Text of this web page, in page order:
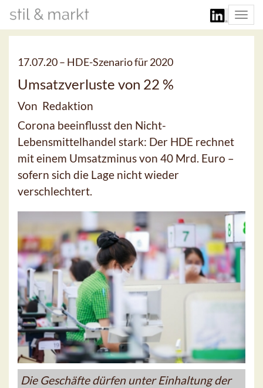
17.07.20 – HDE-Szenario für 2020
Umsatzverluste von 22 %
Von Redaktion
Corona beeinflusst den Nicht-
Lebensmittelhandel stark: Der HDE rechnet
mit einem Umsatzminus von 40 Mrd. Euro –
sofern sich die Lage nicht wieder
verschlechtert.
Die Geschäfte dürfen unter Einhaltung der